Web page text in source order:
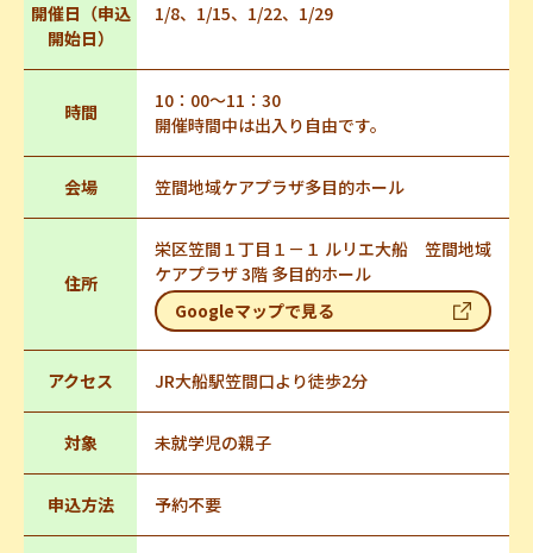
開催日（申込
開始日）
1/8、1/15、1/22、1/29
時間
10：00～11：30
開催時間中は出入り自由です。
会場 笠間地域ケアプラザ多目的ホール
住所
栄区笠間１丁目１－１ ルリエ大船 笠間地域
ケアプラザ 3階 多目的ホール
Googleマップで見る
アクセス JR大船駅笠間口より徒歩2分
対象 未就学児の親子
申込方法 予約不要